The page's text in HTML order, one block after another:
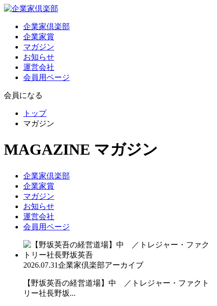
企業家倶楽部
企業家賞
マガジン
お知らせ
運営会社
会員用ページ
会員になる
トップ
マガジン
MAGAZINE マガジン
企業家倶楽部
企業家賞
マガジン
お知らせ
運営会社
会員用ページ
2026.07.31企業家倶楽部アーカイブ
【野坂英吾の経営道場】中 ／トレジャー・ファクト
リー社長野坂...